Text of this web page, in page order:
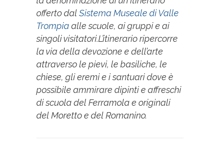
offerto dal Sistema Museale di Valle
Trompiaalle scuole, ai gruppi e ai
singoli visitatori.L’itinerario ripercorre
la via della devozione e dell’arte
attraverso le pievi, le basiliche, le
chiese, gli eremi e i santuari dove è
possibile ammirare dipinti e affreschi
di scuola del Ferramola e originali
del Moretto e del Romanino.